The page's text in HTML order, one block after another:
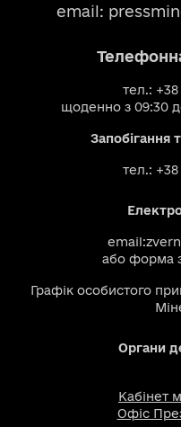
email:
тел.:
щоденно з 09:30
Запобігання
тел.:
email:
або форма
Графік особистого
Органи
Кабінет
Офіс